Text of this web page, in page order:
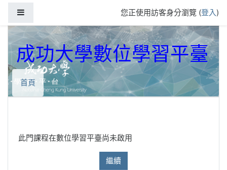
您正使用訪客身分瀏覽 (登入)
成功大學數位學習平臺
首頁
此門課程在數位學習平臺尚未啟用
繼續